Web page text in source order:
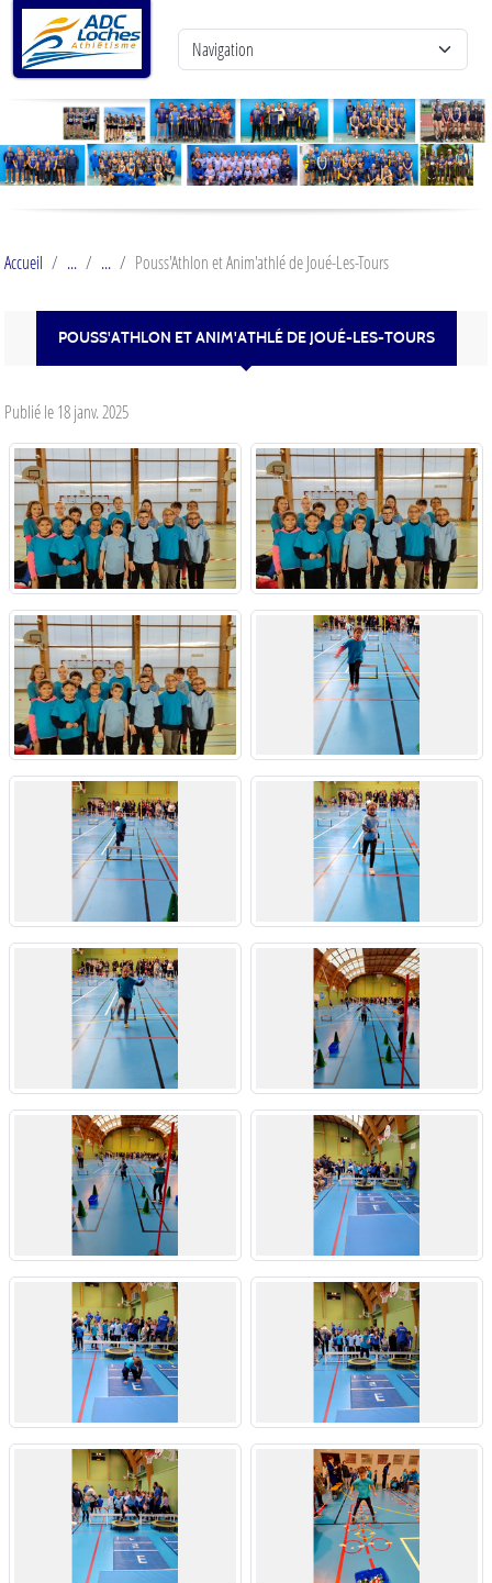
Accueil Pouss'Athlon et Anim'athlé de Joué-Les-Tours
POUSS'ATHLON ET ANIM'ATHLÉ DE JOUÉ-LES-TOURS
Publié le18 janv. 2025
Panneau de gestion des cookies